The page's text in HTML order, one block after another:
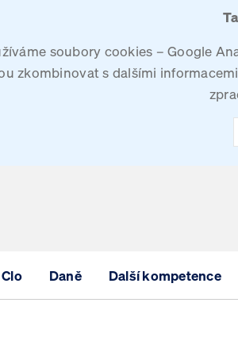
soubory cookies – Google
zkombinovat s dalšími
Clo Daně Další kompetence